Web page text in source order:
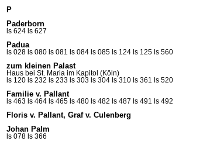
P
Paderborn
ls 624 ls 627
Padua
ls 028 ls 080 ls 081 ls 084 ls 085 ls 124 ls 125 ls 560
zum kleinen Palast
Haus bei St. Maria im Kapitol (Köln)
ls 120 ls 232 ls 233 ls 303 ls 304 ls 310 ls 361 ls 520
Familie v. Pallant
ls 463 ls 464 ls 465 ls 480 ls 482 ls 487 ls 491 ls 492
Floris v. Pallant, Graf v. Culenberg
Johan Palm
ls 078 ls 366